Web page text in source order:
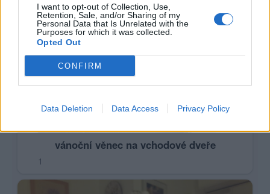
I want to opt-out of Collection, Use,
Retention, Sale, and/or Sharing of my
Personal Data that Is Unrelated with the
Purposes for which it was collected.
Opted Out
CONFIRM
Data Deletion Data Access Privacy Policy
vánoční věnec na vchodové dveře
1